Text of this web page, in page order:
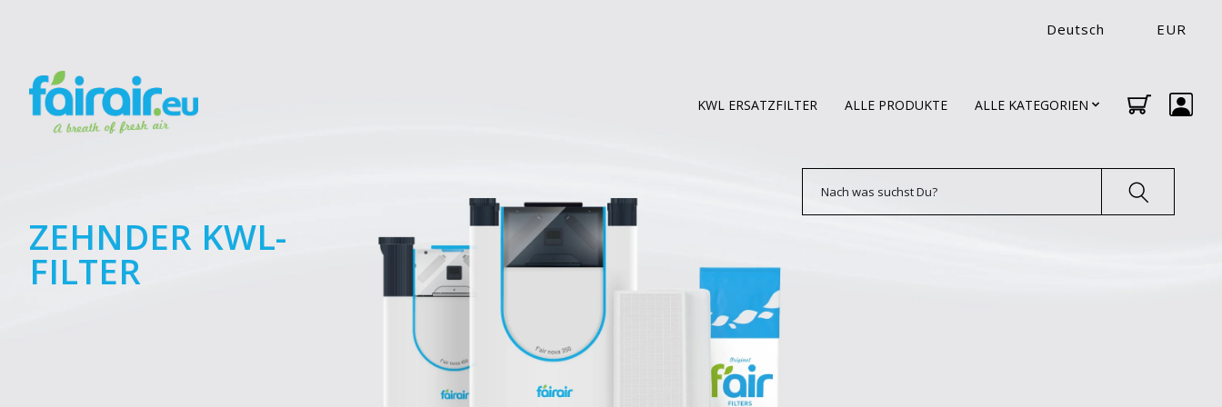
Deutsch EUR
KWL ERSATZFILTER ALLE PRODUKTE ALLE KATEGORIEN
ZEHNDER KWL-
FILTER